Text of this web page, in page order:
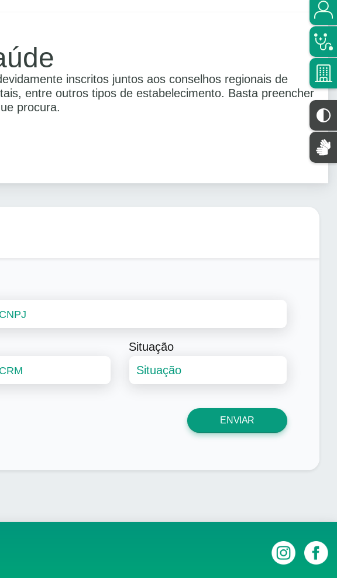
inscritos juntos aos conselhos regionais de
entre outros tipos de estabelecimento. Basta preencher
procura.
Situação
ENVIAR